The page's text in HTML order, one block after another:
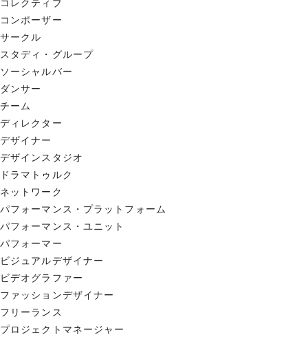
コレクティブ
コンポーザー
サークル
スタディ・グループ
ソーシャルバー
ダンサー
チーム
ディレクター
デザイナー
デザインスタジオ
ドラマトゥルク
ネットワーク
パフォーマンス・プラットフォーム
パフォーマンス・ユニット
パフォーマー
ビジュアルデザイナー
ビデオグラファー
ファッションデザイナー
フリーランス
プロジェクトマネージャー